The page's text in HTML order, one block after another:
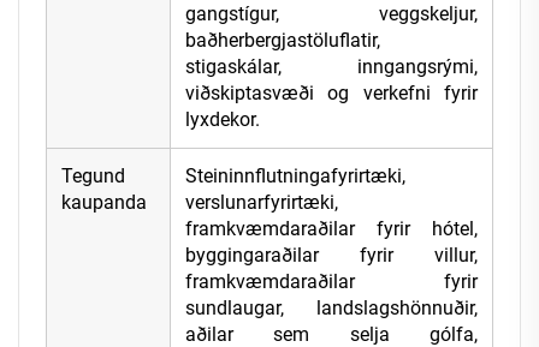
gangstígur, veggskeljur,
baðherbergjastöluflatir,
stigaskálar, inngangsrými,
viðskiptasvæði og verkefni fyrir
lyxdekor.
Tegund
kaupanda
Steininnflutningafyrirtæki,
verslunarfyrirtæki,
framkvæmdaraðilar fyrir hótel,
byggingaraðilar fyrir villur,
framkvæmdaraðilar fyrir
sundlaugar, landslagshönnuðir,
aðilar sem selja gólfa,